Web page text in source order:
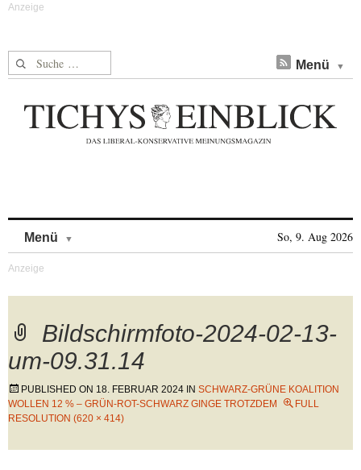
Suche nach: Menü
Menü So, 9. Aug 2026
Bildschirmfoto-2024-02-13-
um-09.31.14
PUBLISHED ON 18. FEBRUAR 2024 IN SCHWARZ-GRÜNE KOALITION
WOLLEN 12 % – GRÜN-ROT-SCHWARZ GINGE TROTZDEM
FULL
RESOLUTION (620 × 414)